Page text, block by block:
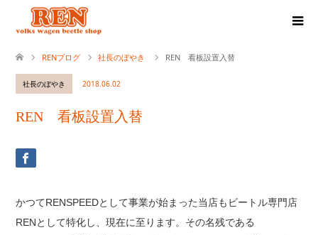
RENブログ 社長のぼやき REN 看板設置入替
社長のぼやき 2018.06.02
REN 看板設置入替
かつてRENSPEEDとして事業が始まった当店もビートル専門店
RENとして特化し、現在に至ります。その名残である